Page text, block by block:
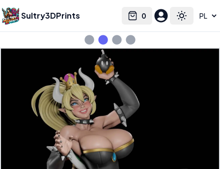
Sultry3DPrints 0
Cart Toggle
Select language